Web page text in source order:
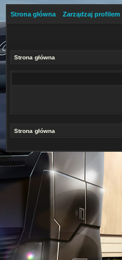
Strona główna Zarządzaj profilem
Strona główna
Strona główna